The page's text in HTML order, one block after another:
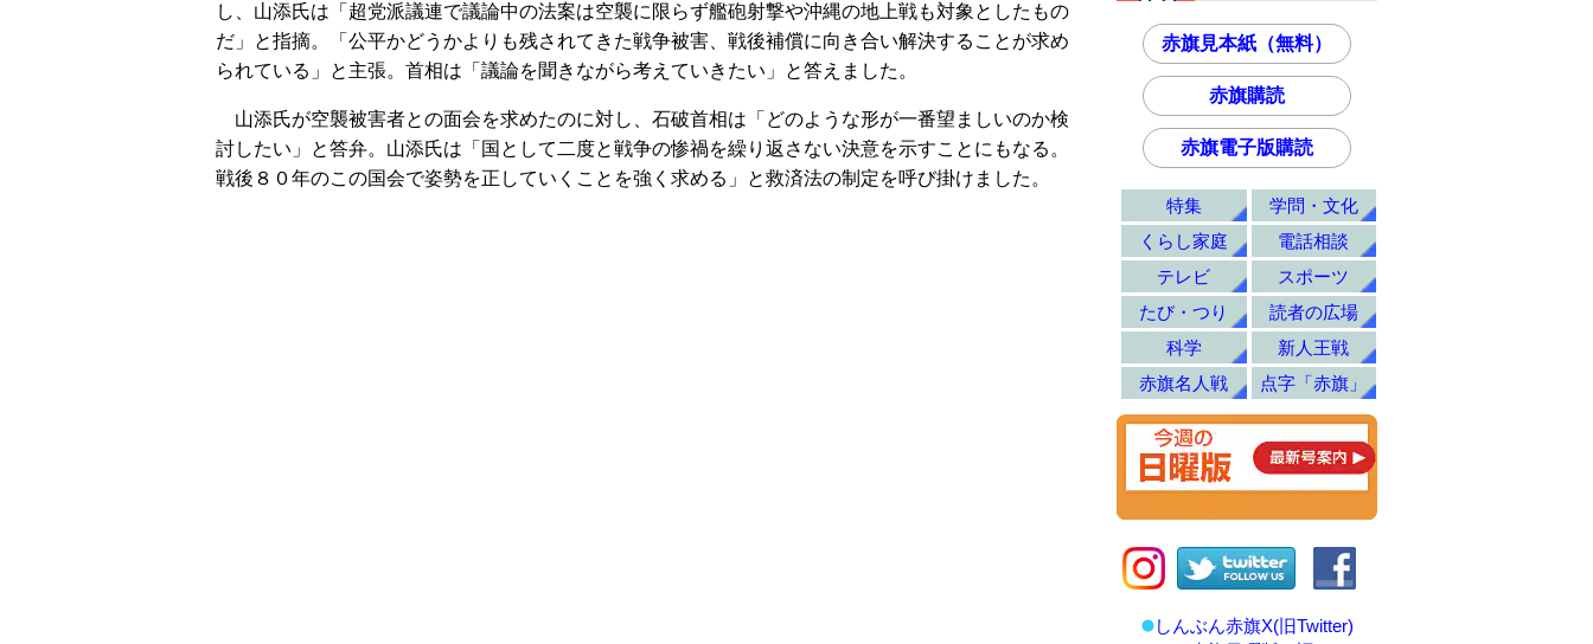
し、山添氏は「超党派議連で議論中の法案は空襲に限らず艦砲射撃や沖縄の地上戦も対象としたもの
だ」と指摘。「公平かどうかよりも残されてきた戦争被害、戦後補償に向き合い解決することが求め
られている」と主張。首相は「議論を聞きながら考えていきたい」と答えました。
山添氏が空襲被害者との面会を求めたのに対し、石破首相は「どのような形が一番望ましいのか検
討したい」と答弁。山添氏は「国として二度と戦争の惨禍を繰り返さない決意を示すことにもなる。
戦後８０年のこの国会で姿勢を正していくことを強く求める」と救済法の制定を呼び掛けました。
赤旗見本紙（無料）
赤旗購読
赤旗電子版購読
特集
学問・文化
くらし家庭
電話相談
テレビ
スポーツ
たび・つり
読者の広場
科学
新人王戦
赤旗名人戦
点字「赤旗」
しんぶん赤旗X(旧Twitter)